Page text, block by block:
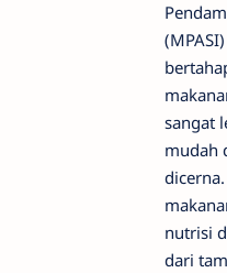
sangat
mudah
nutrisi
dari